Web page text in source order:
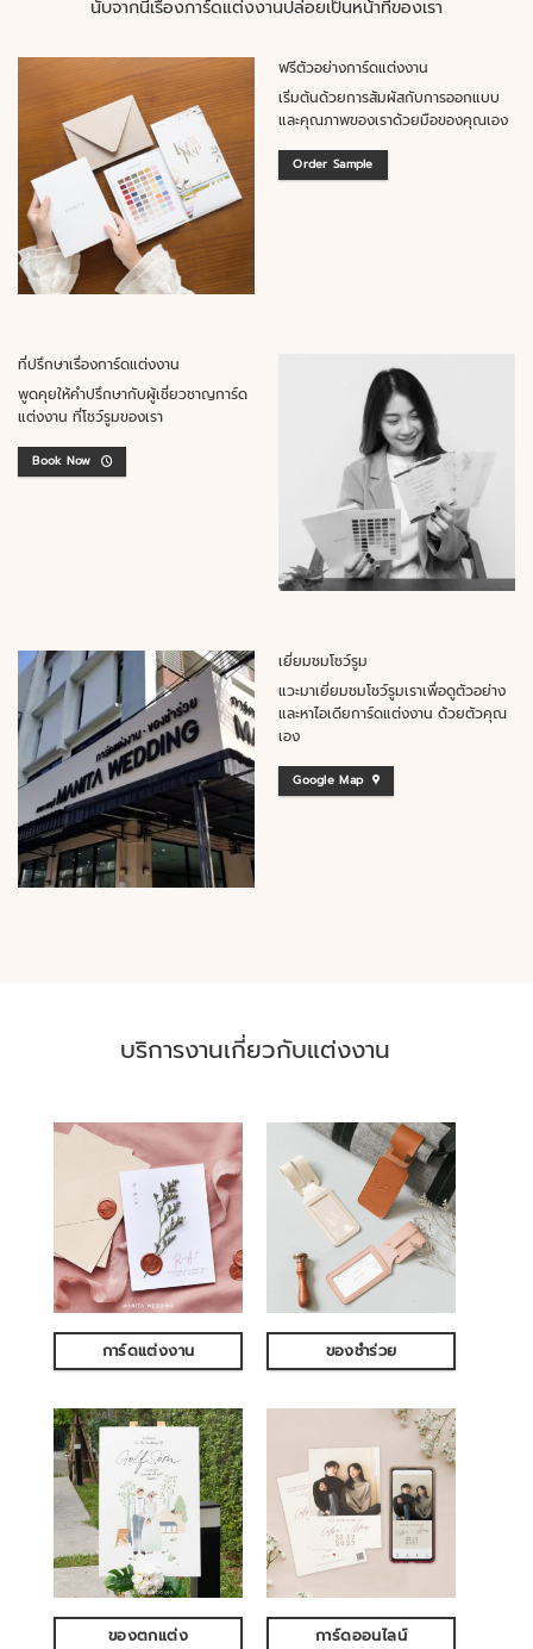
นับจากนี้เรื่องการ์ดแต่งงานปล่อยเป็นหน้าที่ของเรา
ฟรีตัวอย่างการ์ดแต่งงาน
เริ่มต้นด้วยการสัมผัสกับการออกแบบ
และคุณภาพของเราด้วยมือของคุณเอง
Order Sample
ที่ปรึกษาเรื่องการ์ดแต่งงาน
พูดคุยให้คำปรึกษากับผู้เชี่ยวชาญการ์ด
แต่งงาน ที่โชว์รูมของเรา
Book Now
เยี่ยมชมโชว์รูม
แวะมาเยี่ยมชมโชว์รูมเราเพื่อดูตัวอย่าง
และหาไอเดียการ์ดแต่งงาน ด้วยตัวคุณ
เอง
Google Map
บริการงานเกี่ยวกับแต่งงาน
การ์ดแต่งงาน ของชำร่วย
ของตกแต่ง การ์ดออนไลน์